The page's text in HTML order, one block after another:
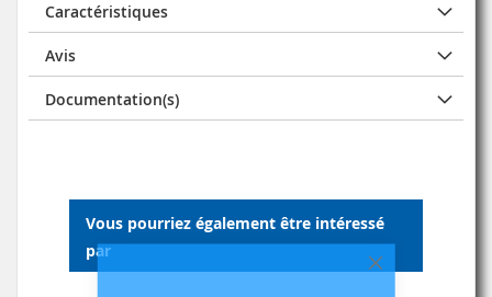
Fermer
Caractéristiques
Avis
Documentation(s)
Vous pourriez également être intéressé
par